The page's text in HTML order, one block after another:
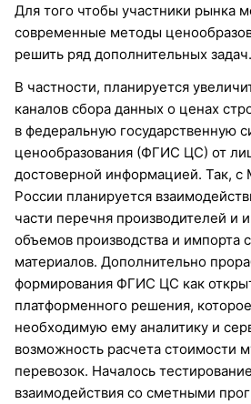
Для того чтобы участники рынка
современные методы
решить ряд дополнительных задач.
В частности, планируется
каналов сбора данных о ценах
в федеральную государственную
ценообразования (ФГИС ЦС) от
достоверной информацией. Так,
России планируется
части перечня производителей и
объемов производства и импорта
материалов. Дополнительно
формирования ФГИС ЦС как
платформенного решения,
необходимую ему аналитику и
возможность расчета стоимости
перевозок. Началось
взаимодействия со сметными